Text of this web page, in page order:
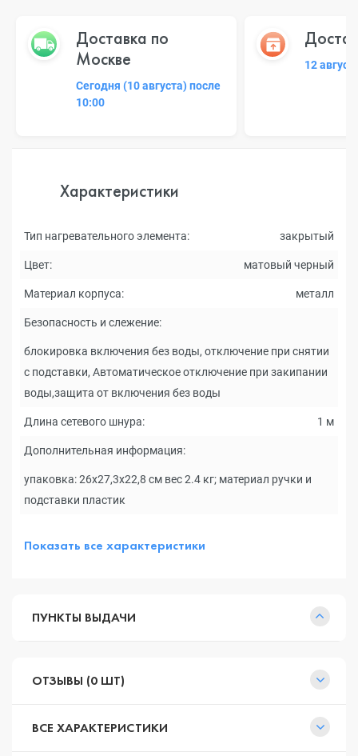
Доставка по
Москве
Сегодня (10 августа) после
10:00
12
Характеристики
Тип нагревательного элемента: закрытый
Цвет: матовый черный
Материал корпуса: металл
Безопасность и слежение:
блокировка включения без воды, отключение при снятии
с подставки, Автоматическое отключение при закипании
воды,защита от включения без воды
Длина сетевого шнура: 1 м
Дополнительная информация:
упаковка: 26х27,3х22,8 см вес 2.4 кг; материал ручки и
подставки пластик
Показать все характеристики
ПУНКТЫ ВЫДАЧИ
ОТЗЫВЫ (0 ШТ)
ВСЕ ХАРАКТЕРИСТИКИ